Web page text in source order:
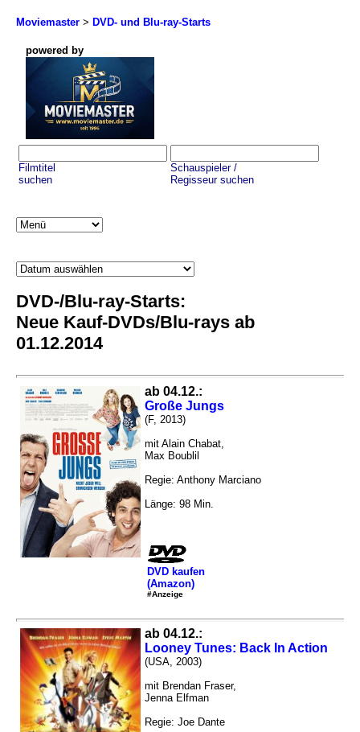
Moviemaster > DVD- und Blu-ray-Starts
powered by
Filmtitel
suchen
Schauspieler /
Regisseur suchen
DVD-/Blu-ray-Starts:
Neue Kauf-DVDs/Blu-rays ab
01.12.2014
ab 04.12.:
Große Jungs
(F, 2013)
mit Alain Chabat,
Max Boublil
Regie: Anthony Marciano
Länge: 98 Min.
DVD kaufen
(Amazon)
#Anzeige
ab 04.12.:
Looney Tunes: Back In Action
(USA, 2003)
mit Brendan Fraser,
Jenna Elfman
Regie: Joe Dante